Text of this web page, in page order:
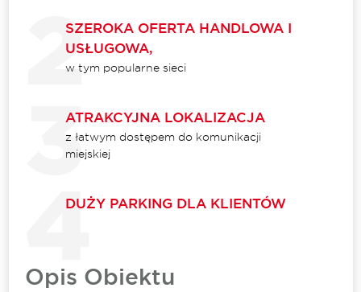
SZEROKA OFERTA HANDLOWA I
USŁUGOWA,
w tym popularne sieci
ATRAKCYJNA LOKALIZACJA
z łatwym dostępem do komunikacji
miejskiej
DUŻY PARKING DLA KLIENTÓW
Opis Obiektu